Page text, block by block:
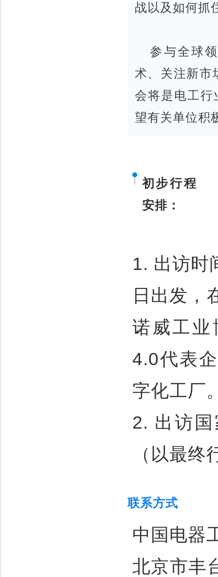
战以及如何抓
参与全球
术、关注新市
会将是电工行
望有关单位积
初步行程
安排：
1. 出访时
日出发，
诺威工业
4.0代表
字化工厂
2. 出访
（以最终
联系方式
中国电器
北京市丰